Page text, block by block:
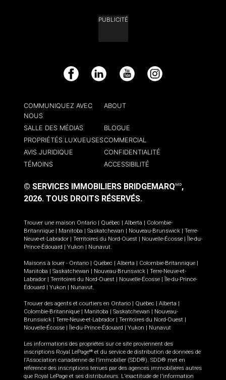
PUBLICITÉ
Facebook LinkedIn YouTube Instagram
COMMUNIQUEZ AVEC
NOUS
ABOUT
SALLE DES MÉDIAS
BLOGUE
PROPRIÉTÉS LUXUEUSESCOMMERCIAL
AVIS JURIDIQUE
CONFIDENTIALITÉ
TÉMOINS
ACCESSIBILITÉ
© SERVICES IMMOBILIERS BRIDGEMARQ MD,
2026. TOUS DROITS RÉSERVÉS.
Trouver une maison Ontario Québec Alberta
Colombie-
Britannique
Manitoba Saskatchewan Nouveau-Brunswick
Terre-
Neuve-et-Labrador
Territoires du Nord-Ouest Nouvelle-Écosse
Île-du-
Prince-Édouard
Yukon Nunavut.
Maisons à louer - Ontario Québec Alberta Colombie-Britannique
Manitoba
Saskatchewan Nouveau-Brunswick
Terre-Neuve-et-
Labrador
Territoires du Nord-Ouest Nouvelle-Écosse
Île-du-Prince-
Édouard
Yukon Nunavut.
Trouver des agents et courtiers en Ontario Québec Alberta
Colombie-Britannique
Manitoba Saskatchewan
Nouveau-
Brunswick
Terre-Neuve-et-Labrador Territoires du Nord-Ouest
Nouvelle-Écosse
Île-du-Prince-Édouard Yukon Nunavut
Les informations des propriétés sur ce site proviennent des
inscriptions Royal LePageMD et du service de distribution de données de
l'Association canadienne de l’immobilier (SDD®). SDD® met en
référence des inscriptions tenues par des agences immobilières autres
que Royal LePage et ses distributeurs. L'exactitude de l'information